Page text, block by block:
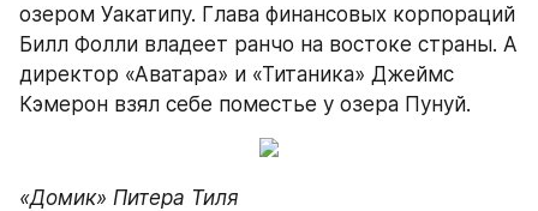
озером Уакатипу. Глава финансовых корпораций
Билл Фолли владеет ранчо на востоке страны. А
директор «Аватара» и «Титаника» Джеймс
Кэмерон взял себе поместье у озера Пунуй.
«Домик» Питера Тиля